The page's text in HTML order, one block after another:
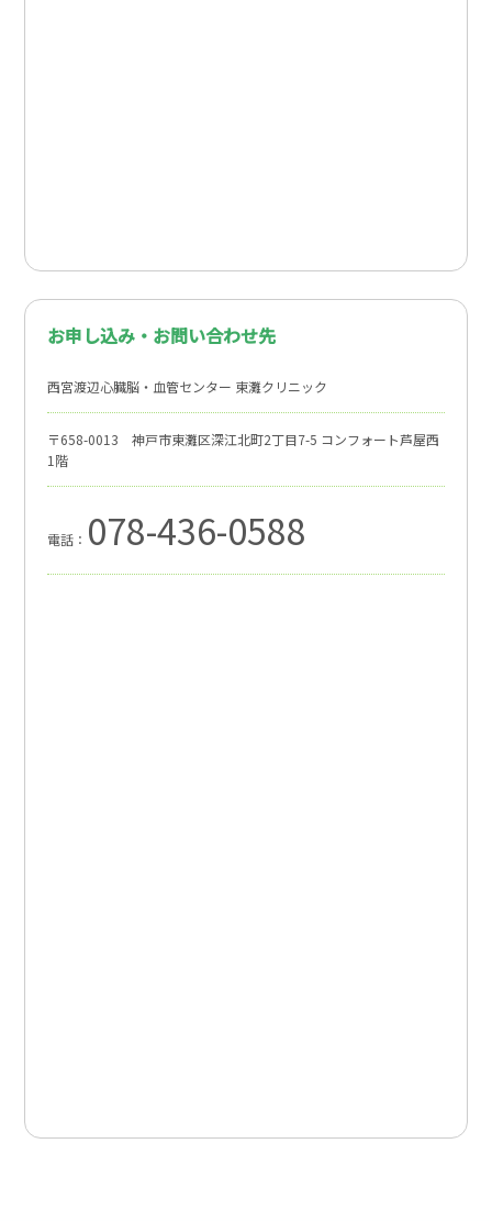
お申し込み・お問い合わせ先
西宮渡辺心臓脳・血管センター 東灘クリニック
〒658-0013 神戸市東灘区深江北町2丁目7-5 コンフォート芦屋西
1階
電話： 078-436-0588